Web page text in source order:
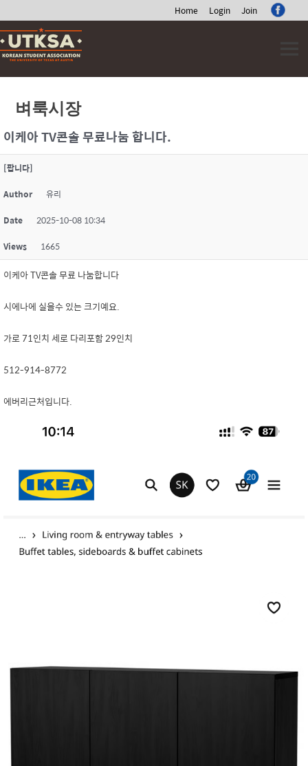
Home Login Join
Skip
to
content
벼룩시장
이케아 TV콘솔 무료나눔 합니다.
[팝니다]
Author 유리
Date 2025-10-08 10:34
Views 1665
이케아 TV콘솔 무료 나눔합니다
시에나에 실을수 있는 크기예요.
가로 71인치 세로 다리포함 29인치
512-914-8772
에버리근처입니다.